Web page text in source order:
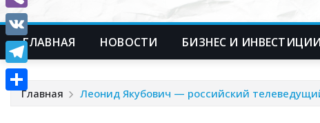
ГЛАВНАЯ НОВОСТИ БИЗНЕС И ИНВЕСТИЦИИ
Главная Леонид Якубович — российский
Viber
VK
Telegram
Отправить